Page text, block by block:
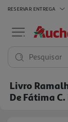
RESERVAR ENTREGA
Pesquisar
Livro
De Fátima